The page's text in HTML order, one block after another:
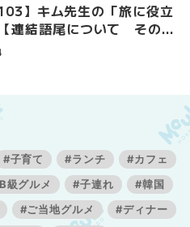
】キム先生の「旅に役立
連結語尾について その
#子育て #ランチ
#カフェ
級グルメ #子連れ
#韓国
#ご当地グルメ
#ディナー